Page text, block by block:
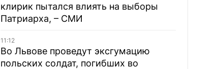
клирик пытался влиять на выборы
Патриарха, – СМИ
11:12
Во Львове проведут эксгумацию
польских солдат, погибших во